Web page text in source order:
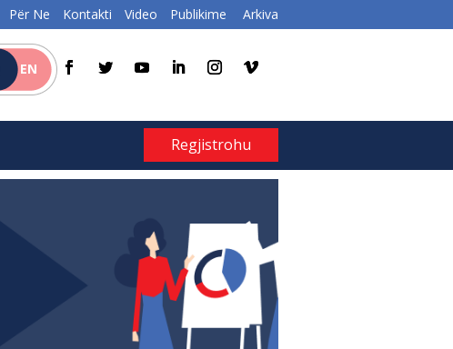
Për Ne Kontakti Video Publikime Arkiva
EN
Regjistrohu